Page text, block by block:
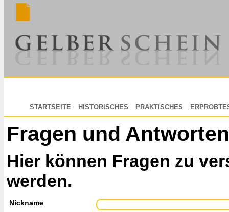
STARTSEITE HISTORISCHES PRAKTISCHES
Fragen und Antworten
Hier können Fragen zu
werden.
Nickname